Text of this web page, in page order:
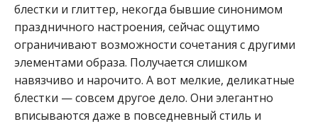
блестки и глиттер, некогда бывшие синонимом
праздничного настроения, сейчас ощутимо
ограничивают возможности сочетания с другими
элементами образа. Получается слишком
навязчиво и нарочито. А вот мелкие, деликатные
блестки — совсем другое дело. Они элегантно
вписываются даже в повседневный стиль и